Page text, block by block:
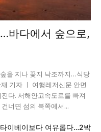
바다에서 숲으로,
을 지나 꽃지 낙조까지…식당
재 기자 ㅣ 여행레저신문 안면
다. 서해안고속도로를 빠져
너면 섬의 북쪽에서...
이베이보다 여유롭다…2박